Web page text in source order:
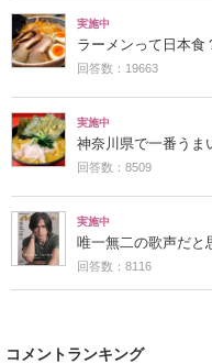
実施中
ラーメンって日本食
回答数：19663
実施中
神奈川県で一番うま
回答数：8509
実施中
唯一無二の歌声だと
回答数：8116
コメントランキング